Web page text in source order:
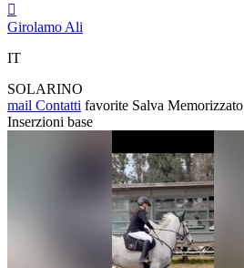

Girolamo Ali
IT
SOLARINO
mail Contatti favorite Salva Memorizzato
Inserzioni base